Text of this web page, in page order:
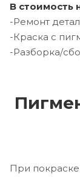
В стоимость
-Ремонт
-Краска с
-Разборка/
При